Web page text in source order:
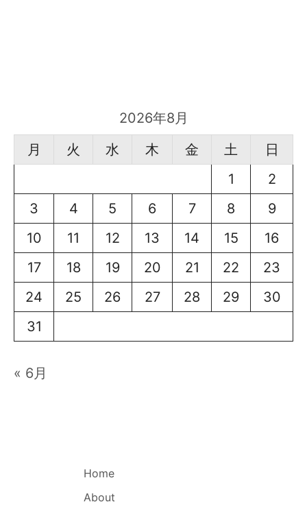
2026年8月
月
火 水 木 金 土
日
1
2
3
4 5 6 7 8
9
10
11 12 13 14 15
16
17
18 19 20 21 22
23
24
25 26 27 28 29
30
31
« 6月
Home
About